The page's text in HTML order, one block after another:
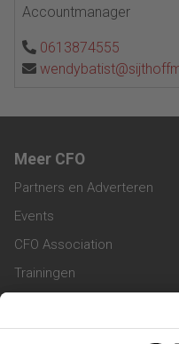
Accountmanager
0613874555
Meer CFO
Partners en Adverteren
Events
CFO Association
Trainingen
Vacatures